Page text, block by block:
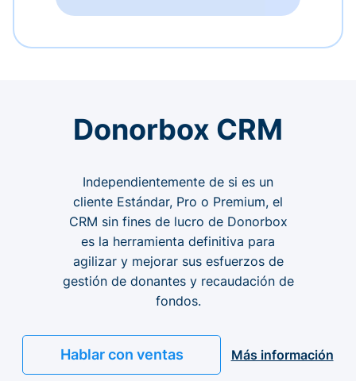
Donorbox CRM
Independientemente de si es un
cliente Estándar, Pro o Premium, el
CRM sin fines de lucro de Donorbox
es la herramienta definitiva para
agilizar y mejorar sus esfuerzos de
gestión de donantes y recaudación de
fondos.
Hablar con ventas Más información